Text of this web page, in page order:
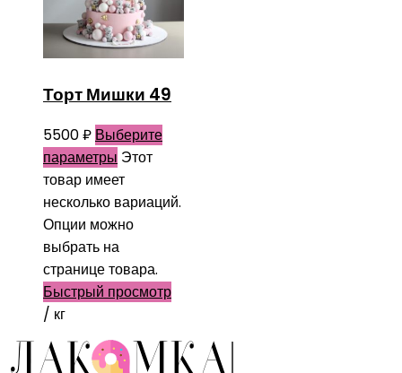
Торт Мишки 49
5500₽ Выберите
параметры Этот
товар имеет
несколько вариаций.
Опции можно
выбрать на
странице товара.
Быстрый просмотр
/ кг